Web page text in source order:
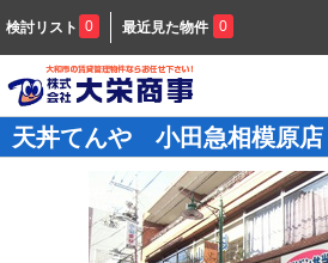
検討リスト 0 最近見た物件 0
天丼てんや 小田急相模原店